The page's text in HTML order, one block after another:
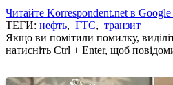
Читайте Korrespondent.net в
ТЕГИ: нефть, ГТС, транзит
Якщо ви помітили помилку,
натисніть Ctrl + Enter, щоб